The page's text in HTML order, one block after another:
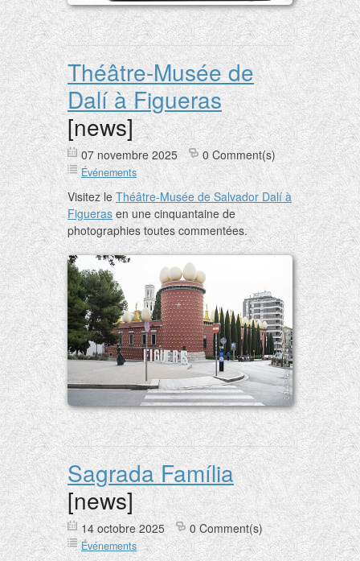
Théâtre-Musée de
Dalí à Figueras
[news]
07 novembre 2025 0 Comment(s)
Événements
Visitez leThéâtre-Musée de Salvador Dalí à
Figueras en une cinquantaine de
photographies toutes commentées.
Sagrada Família
[news]
14 octobre 2025 0 Comment(s)
Événements